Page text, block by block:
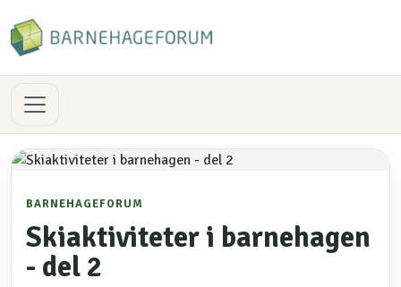
BARNEHAGEFORUM
Skiaktiviteter i barnehagen
- del 2